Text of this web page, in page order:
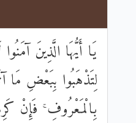
يَا أَيُّهَا الَّذِينَ
لِتَذْهَبُوا بِبَعْضِ مَا
بِالْمَعْرُوفِ ۚ فَإِنْ